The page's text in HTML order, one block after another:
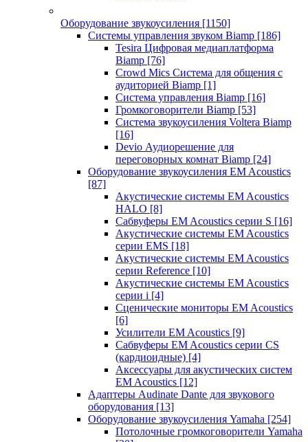
Оборудование звукоусиления [1150]
Системы управления звуком Biamp [186]
Tesira Цифровая медиаплатформа
Biamp [76]
Crowd Mics Система для общения с
аудиторией Biamp [1]
Система управления Biamp [16]
Громкоговорители Biamp [53]
Система звукоусиления Voltera Biamp
[16]
Devio Аудиорешение для
переговорных комнат Biamp [24]
Оборудование звукоусиления EM Acoustics
[87]
Акустические системы EM Acoustics
HALO [8]
Сабвуферы EM Acoustics серии S [16]
Акустические системы EM Acoustics
серии EMS [18]
Акустические системы EM Acoustics
серии Reference [10]
Акустические системы EM Acoustics
серии i [4]
Сценические мониторы EM Acoustics
[6]
Усилители EM Acoustics [9]
Сабвуферы EM Acoustics серии CS
(кардиоидные) [4]
Аксессуары для акустических систем
EM Acoustics [12]
Адаптеры Audinate Dante для звукового
оборудования [13]
Оборудование звукоусиления Yamaha [254]
Потолочные громкоговорители Yamaha